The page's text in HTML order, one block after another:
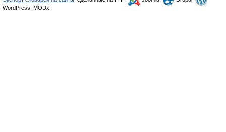
WordPress, MODx.